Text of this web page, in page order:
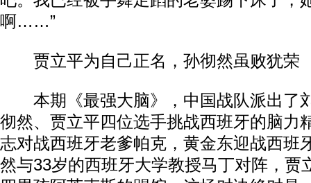
啊……”
贾立平为自己正名，孙彻然虽败犹荣
本期《最强大脑》，中国战队派出了
彻然、贾立平四位选手挑战西班牙的脑力
志对战西班牙老爹帕克，黄金东迎战西班
然与33岁的西班牙大学教授马丁对阵，贾